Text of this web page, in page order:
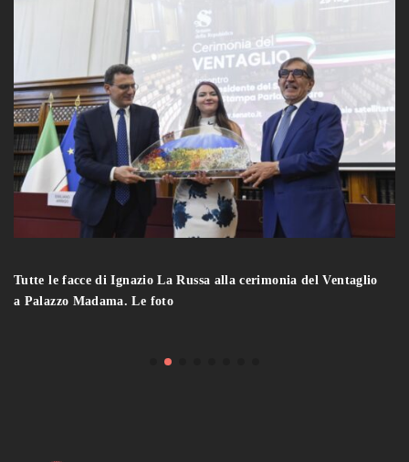
Tutte le facce di Ignazio La Russa alla cerimonia del Ventaglio
a Palazzo Madama. Le foto